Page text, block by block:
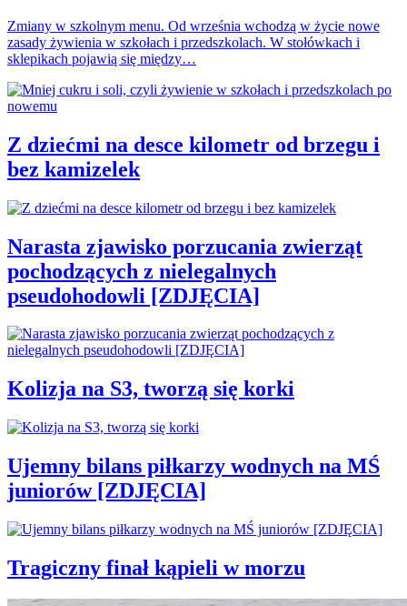
Zmiany w szkolnym menu. Od września wchodzą w życie nowe
zasady żywienia w szkołach i przedszkolach. W stołówkach i
sklepikach pojawią się między…
Z dziećmi na desce kilometr od brzegu i
bez kamizelek
Narasta zjawisko porzucania zwierząt
pochodzących z nielegalnych
pseudohodowli [ZDJĘCIA]
Kolizja na S3, tworzą się korki
Ujemny bilans piłkarzy wodnych na MŚ
juniorów [ZDJĘCIA]
Tragiczny finał kąpieli w morzu